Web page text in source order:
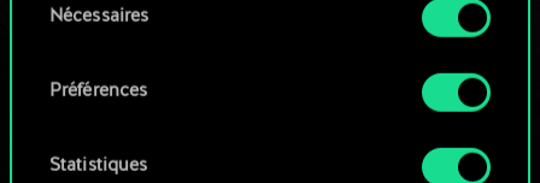
ces cookies optionnels ne seront appliqués
Vous pouvez consulter tous les détails sur notre
préférences dans le menu "Paramètres" ci-
duNécessaires
Préférences
Statistiques